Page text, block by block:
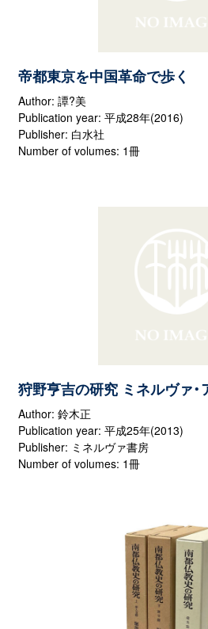
帝都東京を中国革命で歩く
Author: 譚?美
Publication year: 平成28年(2016)
Publisher: 白水社
Number of volumes: 1冊
狩野亨吉の研究 ミネルヴァ
Author: 鈴木正
Publication year: 平成25年(2013)
Publisher: ミネルヴァ書房
Number of volumes: 1冊